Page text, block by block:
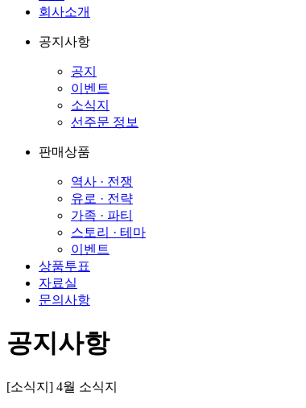
회사소개
공지사항
공지
이벤트
소식지
선주문 정보
판매상품
역사 · 전쟁
유로 · 전략
가족 · 파티
스토리 · 테마
이벤트
상품투표
자료실
문의사항
공지사항
[소식지] 4월 소식지